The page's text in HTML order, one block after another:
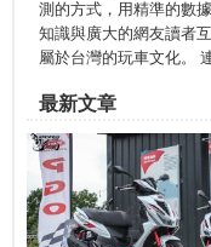
測的方式，用精準的數
知識與廣大的網友讀者
屬於台灣的玩車文化。
最新文章